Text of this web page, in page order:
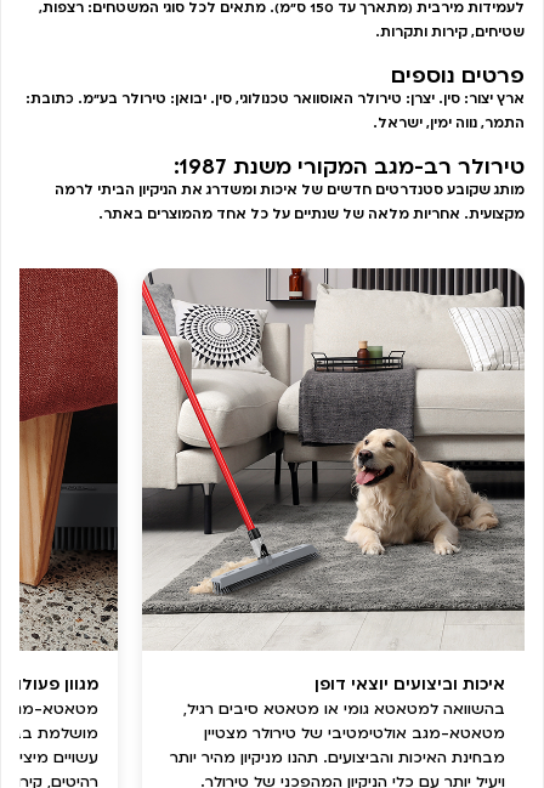
לעמידות מירבית (מתארך עד 150 ס”מ). מתאים לכל סוגי המשטחים: רצפות,
שטיחים, קירות ותקרות.
פרטים נוספים
ארץ יצור: סין. יצרן: טירולר האוסוואר טכנולוגי, סין. יבואן: טירולר בע"מ. כתובת:
התמר, נווה ימין, ישראל.
טירולר רב-מגב המקורי משנת 1987:
מותג שקובע סטנדרטים חדשים של איכות ומשדרג את הניקיון הביתי לרמה
מקצועית. אחריות מלאה של שנתיים על כל אחד מהמוצרים באתר.
איכות וביצועים יוצאי דופן
בהשוואה למטאטא גומי או מטאטא סיבים רגיל,
מטאטא-מגב אולטימטיבי של טירולר מצטיין
מבחינת האיכות והביצועים. תהנו מניקיון מהיר יותר
ויעיל יותר עם כלי הניקיון המהפכני של טירולר.
מגוון
מטאטא-מגב
מושלמת
רהיטים,